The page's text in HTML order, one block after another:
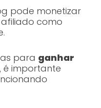
pode monetizar
como
para ganhar
, é importante